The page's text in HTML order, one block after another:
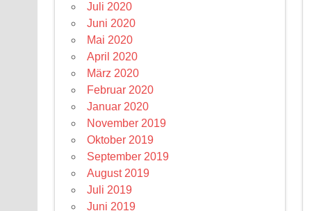
Juli 2020
Juni 2020
Mai 2020
April 2020
März 2020
Februar 2020
Januar 2020
November 2019
Oktober 2019
September 2019
August 2019
Juli 2019
Juni 2019